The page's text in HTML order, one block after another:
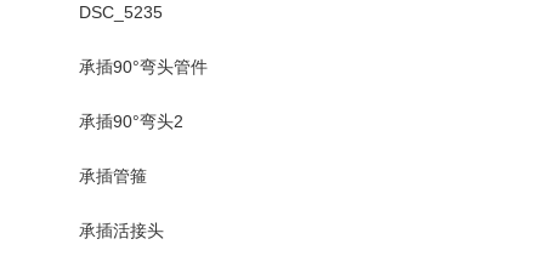
DSC_5235
承插90°弯头管件
承插90°弯头2
承插管箍
承插活接头